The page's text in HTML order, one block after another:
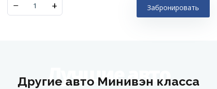
− + Забронировать
Другие авто Минивэн класса
Лучшие авто